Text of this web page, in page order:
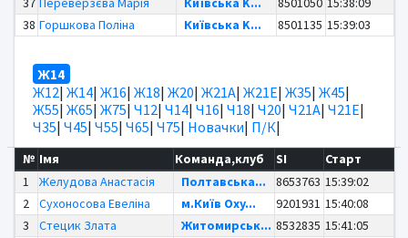
38 Горшкова Поліна Київська K... 8501135 15:39:03
Ж14
Ж12| Ж14| Ж16| Ж18| Ж20| Ж21А| Ж21Е| Ж35| Ж45|
Ж55| Ж65| Ж75| Ч12| Ч14| Ч16| Ч18| Ч20| Ч21А| Ч21Е|
Ч35| Ч45| Ч55| Ч65| Ч75| Новачки| П/К|
№ Імя Команда,клуб SI
Старт
1
Желудова Анастасія Полтавська... 8653763 15:39:02
2
Сухоносова Евеліна м.Київ Oxy... 9201931 15:40:08
3
Стецик Злата Житомирськ... 8532835 15:41:05